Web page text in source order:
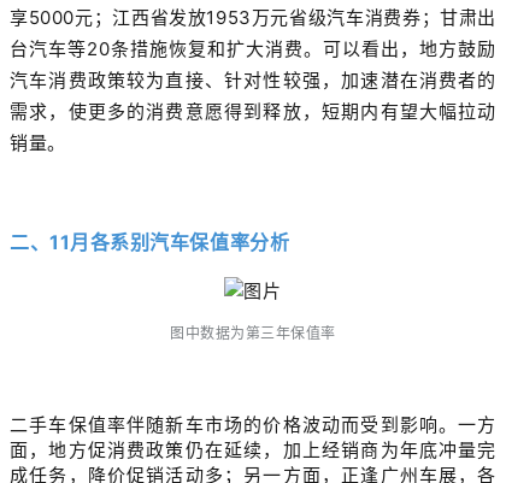
享5000元；江西省发放1953万元省级汽车消费券；甘肃出
台汽车等20条措施恢复和扩大消费。可以看出，地方鼓励
汽车消费政策较为直接、针对性较强，加速潜在消费者的
需求，使更多的消费意愿得到释放，短期内有望大幅拉动
销量。
二、11月各系别汽车保值率分析
图中数据为第三年保值率
二手车保值率伴随新车市场的价格波动而受到影响。一方
面，地方促消费政策仍在延续，加上经销商为年底冲量完
成任务，降价促销活动多；另一方面，正逢广州车展，各